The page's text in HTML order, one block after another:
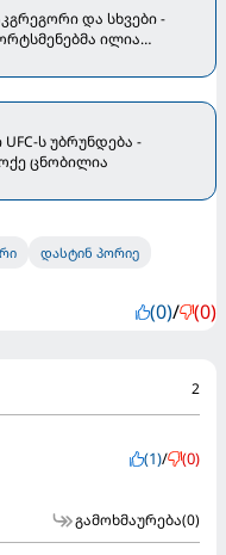
და სხვები -
ილია
ს უბრუნდება -
ცნობილია
დასტინ პორიე
(0)/ (0)
2
(1)/ (0)
გამოხმაურება(0)